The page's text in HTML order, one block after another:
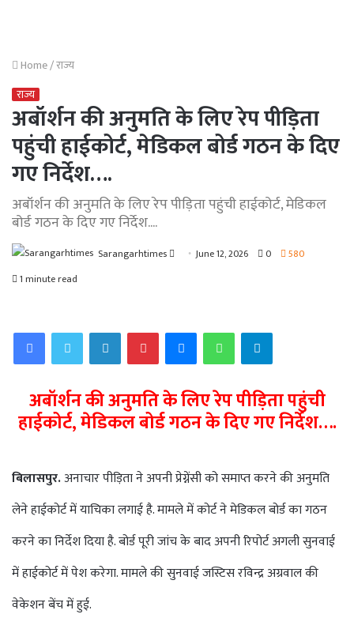
Home/राज्य
राज्य
अबॉर्शन की अनुमति के लिए रेप पीड़िता
पहुंची हाईकोर्ट, मेडिकल बोर्ड गठन के दिए
गए निर्देश….
अबॉर्शन की अनुमति के लिए रेप पीड़िता पहुंची हाईकोर्ट, मेडिकल
बोर्ड गठन के दिए गए निर्देश....
Sarangarhtimes
Send June 12, 2026 0
580
1 minute read
FacebookTwitterLinkedInPinterestMessengerWhatsAppTelegram
अबॉर्शन की अनुमति के लिए रेप पीड़िता पहुंची
हाईकोर्ट, मेडिकल बोर्ड गठन के दिए गए निर्देश….
बिलासपुर.अनाचार पीड़िता ने अपनी प्रेग्नेंसी को समाप्त करने की अनुमति
लेने हाईकोर्ट में याचिका लगाई है. मामले में कोर्ट ने मेडिकल बोर्ड का गठन
करने का निर्देश दिया है. बोर्ड पूरी जांच के बाद अपनी रिपोर्ट अगली सुनवाई
में हाईकोर्ट में पेश करेगा. मामले की सुनवाई जस्टिस रविन्द्र अग्रवाल की
वेकेशन बेंच में हुई.